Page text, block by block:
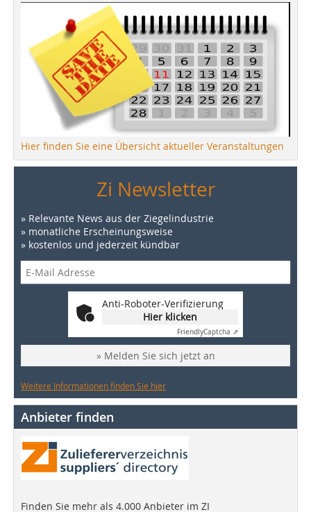
Hier finden Sie eine Übersicht aktueller Veranstaltungen
Zi Newsletter
» Relevante News aus der Ziegelindustrie
» monatliche Erscheinungsweise
» kostenlos und jederzeit kündbar
Anti-Roboter-Verifizierung
Hier klicken
FriendlyCaptcha ⇗
» Melden Sie sich jetzt an
Weitere Informationen finden Sie hier
Anbieter finden
Finden Sie mehr als 4.000 Anbieter im ZI